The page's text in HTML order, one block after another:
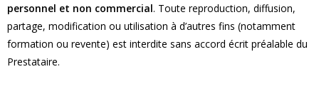
personnel et non commercial. Toute reproduction, diffusion,
partage, modification ou utilisation à d’autres fins (notamment
formation ou revente) est interdite sans accord écrit préalable du
Prestataire.